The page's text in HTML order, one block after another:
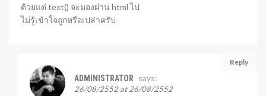
ด้วยแต่ text() จะมองผ่าน html ไป
ไม่รู้เข้าใจถูกหรือเปล่าครับ
Reply
ADMINISTRATOR says:
26/08/2552 at 26/08/2552